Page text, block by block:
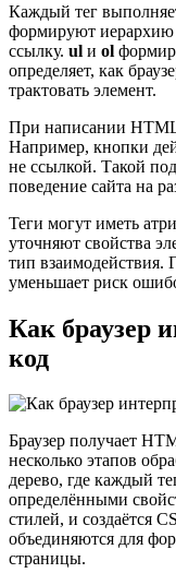
Каждый тег
формируют иерархию
ссылку. ul и ol
определяет, как
трактовать элемент.
При написании HTML
Например, кнопки
не ссылкой. Такой
поведение сайта на
Теги могут иметь
уточняют свойства
тип взаимодействия.
уменьшает риск
Как браузер
код
Браузер получает
несколько этапов
дерево, где каждый
определёнными
стилей, и создаётся
объединяются для
страницы.